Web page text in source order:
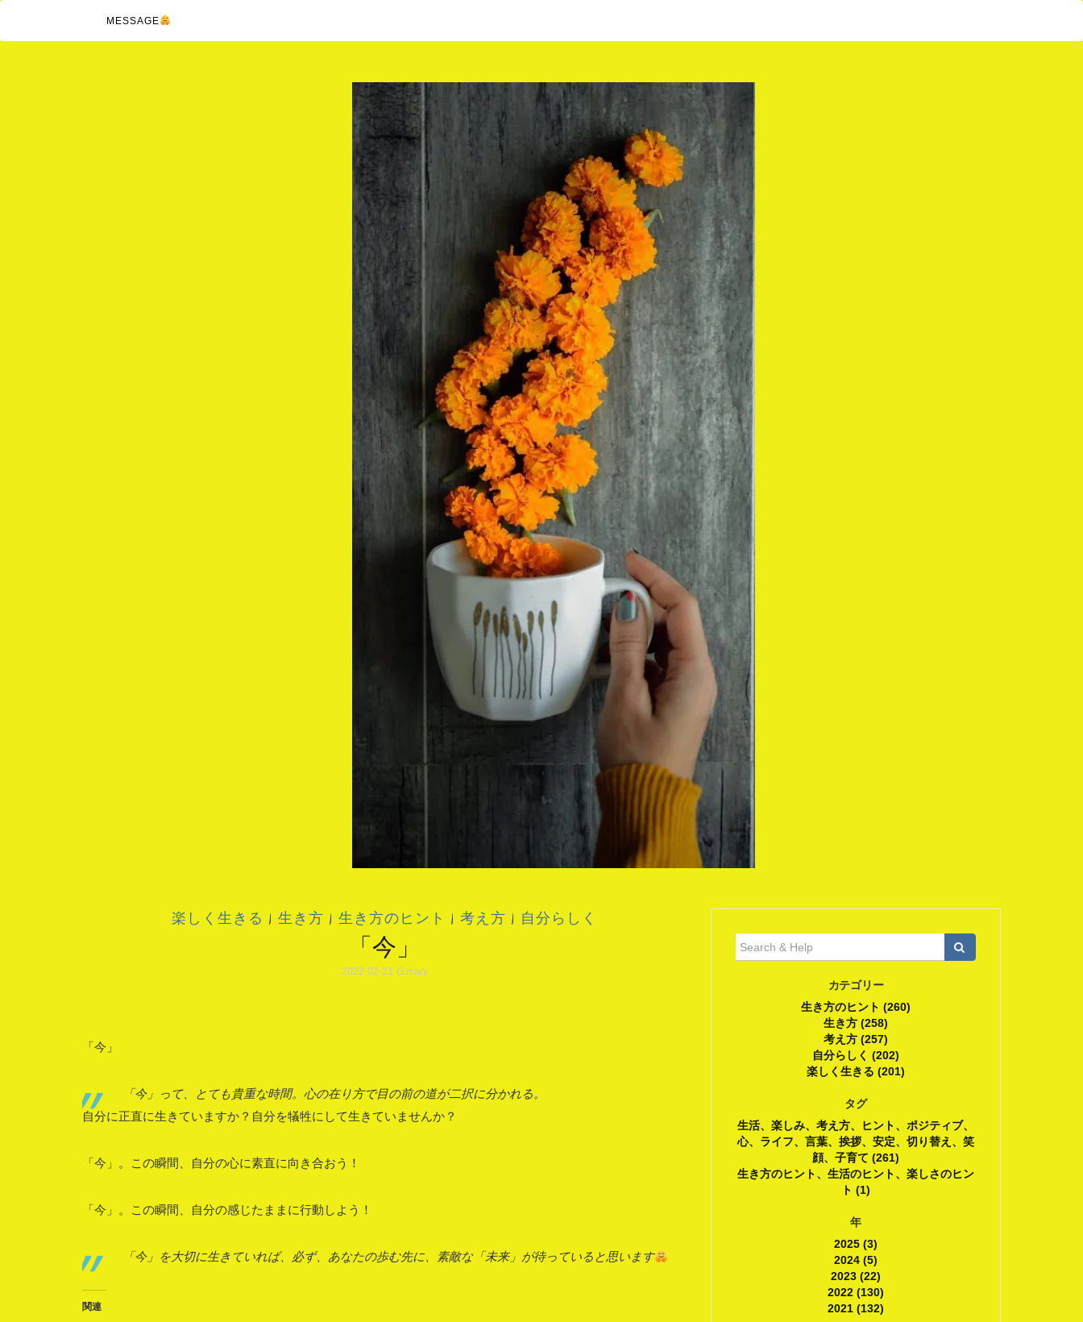
MESSAGE
楽しく生きる | 生き方 | 生き方のヒント | 考え方 | 自分らしく
「今」
2022-02-21 G.mary
「今」
「今」って、とても貴重な時間。心の在り方で目の前の道が二択に分かれる。
自分に正直に生きていますか？自分を犠牲にして生きていませんか？
「今」。この瞬間、自分の心に素直に向き合おう！
「今」。この瞬間、自分の感じたままに行動しよう！
「今」を大切に生きていれば、必ず、あなたの歩む先に、素敵な「未来」が待っていると思います
関連
カテゴリー
生き方のヒント (260)
生き方 (258)
考え方 (257)
自分らしく (202)
楽しく生きる (201)
タグ
生活、楽しみ、考え方、ヒント、ポジティブ、
心、ライフ、言葉、挨拶、安定、切り替え、笑
顔、子育て (261)
生き方のヒント、生活のヒント、楽しさのヒン
ト (1)
年
2025 (3)
2024 (5)
2023 (22)
2022 (130)
2021 (132)